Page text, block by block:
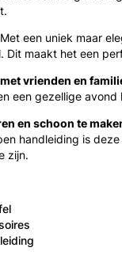
Met een uniek maar
Dit maakt het een
vrienden en
een gezellige avond
en schoon te
handleiding is
zijn.